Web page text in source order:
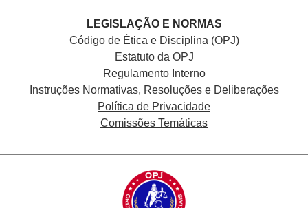
LEGISLAÇÃO E NORMAS
Código de Ética e Disciplina (OPJ)
Estatuto da OPJ
Regulamento Interno
Instruções Normativas, Resoluções e Deliberações
Política de Privacidade
Comissões Temáticas